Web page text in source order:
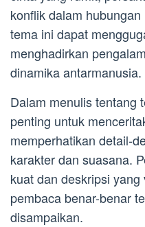
konflik dalam
tema ini dapat
menghadirkan
dinamika antarmanusia.
Dalam menulis tentang
penting untuk
memperhatikan detail-
karakter dan suasana.
kuat dan deskripsi
pembaca benar-benar
disampaikan.